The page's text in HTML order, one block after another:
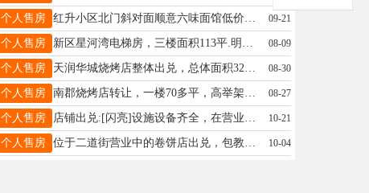
个人售房 红升小区北门斜对面顺意六味面馆低价转让13796516191王女士13796516191 09-21
个人售房 新区星河湾电梯房，三楼面积113平.明卫精装，近临一中，南北通透采光极好。位置优越。出售。非诚勿扰 联系 18182885998 08-09
个人售房 天润华城烧烤店整体出兑，总体面积323平方，地下室180平方，9年老店，客源稳定。非诚勿扰！有意者诚谈盼盼13349388833 08-30
个人售房 南郡烧烤店转让，一楼70多平，高举架带小二楼，地下室和一楼面积一样，房租到11月底，4年前的装修，风格现代，实木桌椅，厨房排烟系统好用，烧烤店13089623776 08-27
个人售房 店铺出兑:[闪亮]设施设备齐全，在营业中的麻辣烫店（重点*客源稳定且每月盈利稳定*）位置:黑龙江省伊春市伊春中医院附近沿街门市（带负一楼），负一楼可做厨房及住人，楼上就是居民区店主因家里老人和孩子原因，今年年底需回老家，现忍痛转让有意者联系张先生:18324651282张先生18945875918 10-21
个人售房 位于二道街营业中的卷饼店出兑，包教技术，线上线下客源稳定，一个人就可以干，接手即可营业，电话:18645848867女士18645848867 10-04